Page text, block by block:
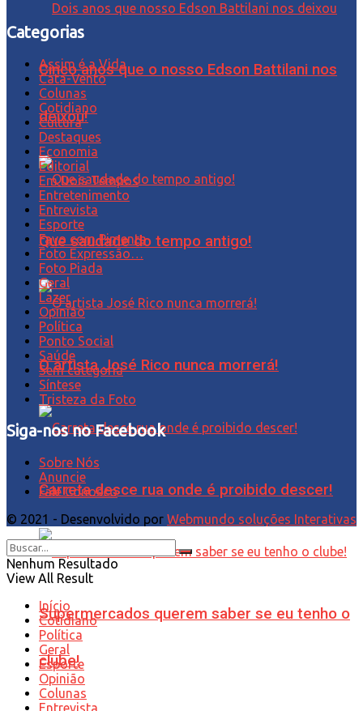
Cinco anos que o nosso Edson Battilani nos
deixou!
Que saudade do tempo antigo!
O artista José Rico nunca morrerá!
Carreta desce rua onde é proibido descer!
Supermercados querem saber se eu tenho o
clube!
Categorias
Assim é a Vida
Cata-Vento
Colunas
Cotidiano
Cultura
Destaques
Economia
Editorial
Em Dois Tempos
Entretenimento
Entrevista
Esporte
Favo com Pimenta
Foto Expressão…
Foto Piada
Geral
Lazer
Opinião
Política
Ponto Social
Saúde
Sem categoria
Síntese
Tristeza da Foto
Siga-nos no Facebook
Sobre Nós
Anuncie
Fale Conosco
© 2021 - Desenvolvido por Webmundo soluções Interativas
Nenhum Resultado
View All Result
Início
Cotidiano
Política
Geral
Esporte
Opinião
Colunas
Entrevista